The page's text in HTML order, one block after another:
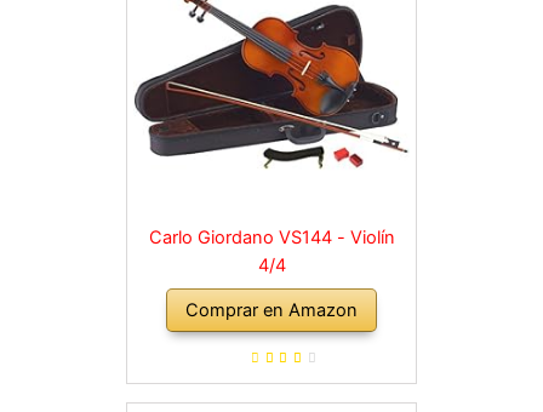
Carlo Giordano VS144 - Violín
4/4
Comprar en Amazon